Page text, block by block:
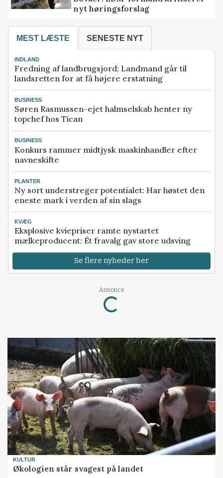
nyt høringsforslag
MEST LÆSTE SENESTE NYT
INDLAND
Fredning af landbrugsjord: Landmand går til
landsretten for at få højere erstatning
BUSINESS
Søren Rasmussen-ejet halmselskab henter ny
topchef hos Tican
BUSINESS
Konkurs rammer midtjysk maskinhandler efter
navneskifte
PLANTER
Ny sort understreger potentialet: Har høstet den
eneste mark i verden af sin slags
KVÆG
Eksplosive kviepriser ramte nystartet
mælkeproducent: Ét fravalg gav store udsving
Se flere nyheder her
Annonce
Loading...
KULTUR
Økologien står svagest på landet